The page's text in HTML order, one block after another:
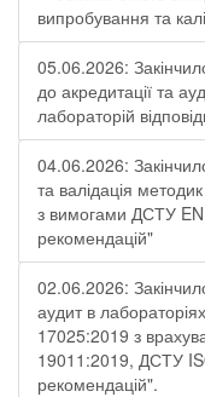
випробування та
05.06.2026:
до акредитації та
лабораторій
04.06.2026:
та валідація
з вимогами ДСТУ
рекомендацій"
02.06.2026:
аудит в
17025:2019 з
19011:2019, ДСТУ
рекомендацій".